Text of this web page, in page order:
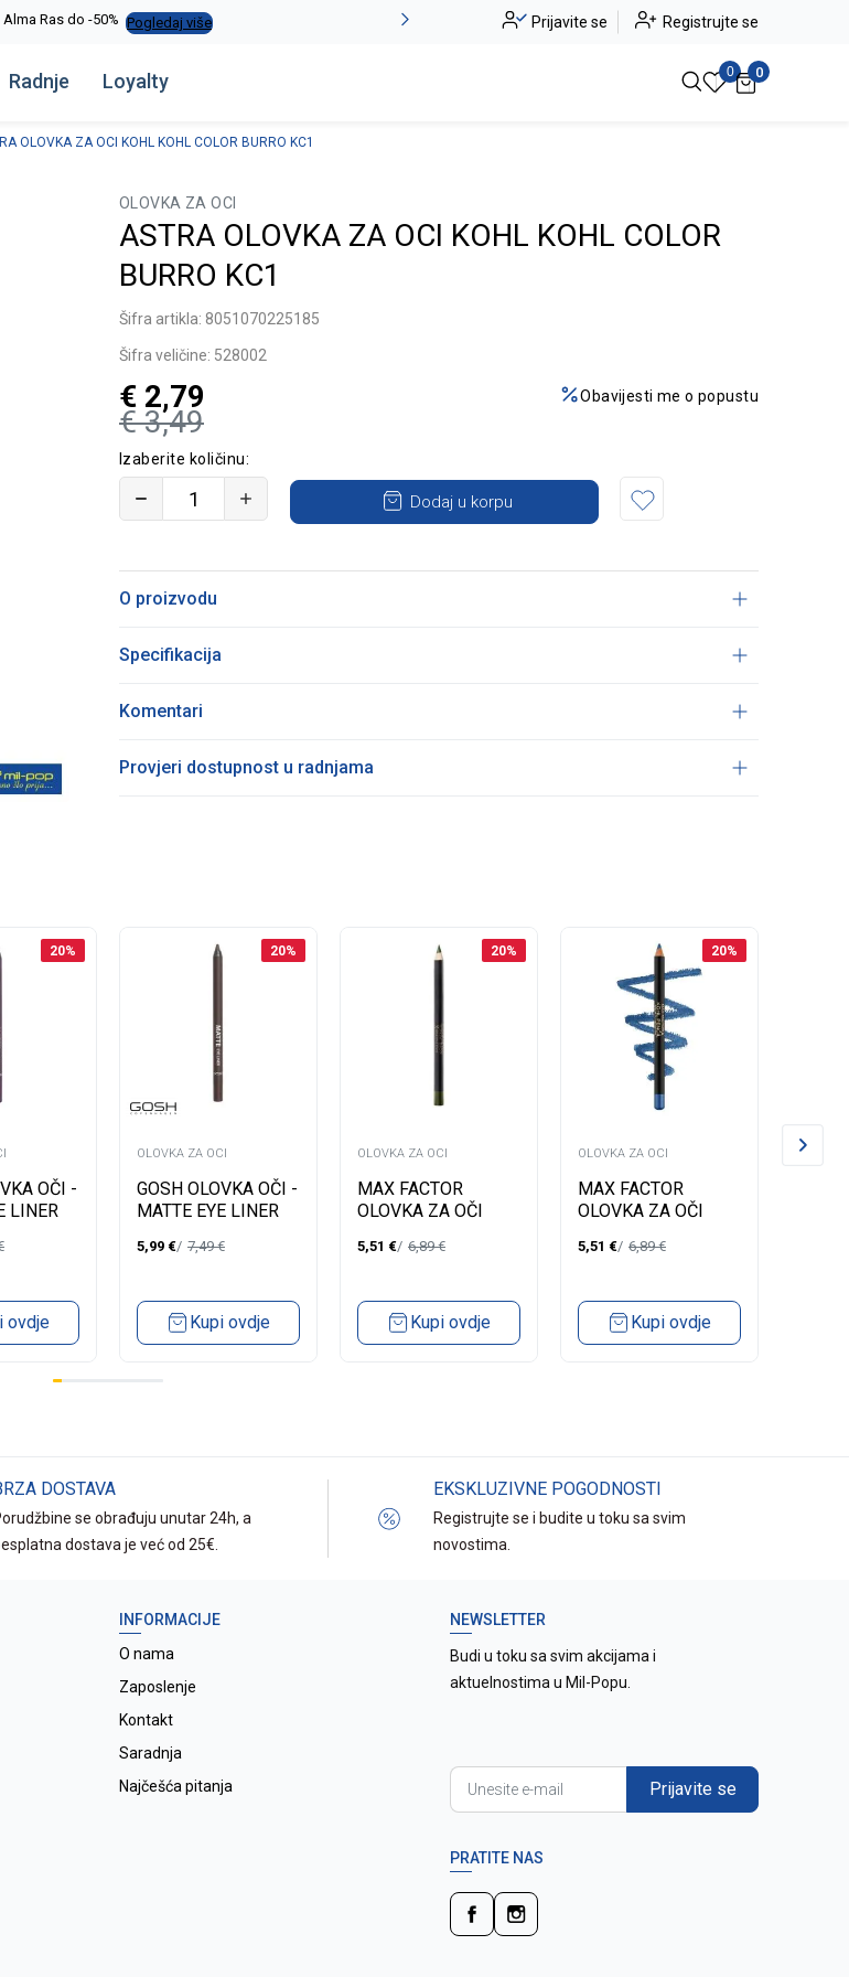
Alma Ras do -50% Pogledaj više Novo u ponudi - Jadea Pogledaj više
Prijavite se Registrujte se
Radnje Loyalty 0 0
OLOVKA ZA OCI KOHL KOHL COLOR BURRO KC1
OLOVKA ZA OCI
ASTRA OLOVKA ZA OCI KOHL KOHL COLOR
BURRO KC1
Šifra artikla: 8051070225185
Šifra veličine: 528002
€ 3,49
€ 2,79 Obavijesti me o popustu
Izaberite količinu:
Dodaj u korpu
O proizvodu
Specifikacija
Komentari
Provjeri dostupnost u radnjama
20%
OČI -
LINER
ovdje
20%
OLOVKA ZA OCI
GOSH OLOVKA OČI -
MATTE EYE LINER
5,99 € 7,49€
Kupi ovdje
20%
OLOVKA ZA OCI
MAX FACTOR
OLOVKA ZA OČI
5,51 € 6,89€
Kupi ovdje
20%
OLOVKA ZA OCI
MAX FACTOR
OLOVKA ZA OČI
BLUE
5,51 € 6,89€
Kupi ovdje
DOSTAVA
se obrađuju unutar 24h, a
dostava je već od 25€.
EKSKLUZIVNE POGODNOSTI
Registrujte se i budite u toku sa svim
novostima.
INFORMACIJE
O nama
Zaposlenje
Kontakt
Saradnja
Najčešća pitanja
NEWSLETTER
Budi u toku sa svim akcijama i
aktuelnostima u Mil-Popu.
Prijavite se
PRATITE NAS